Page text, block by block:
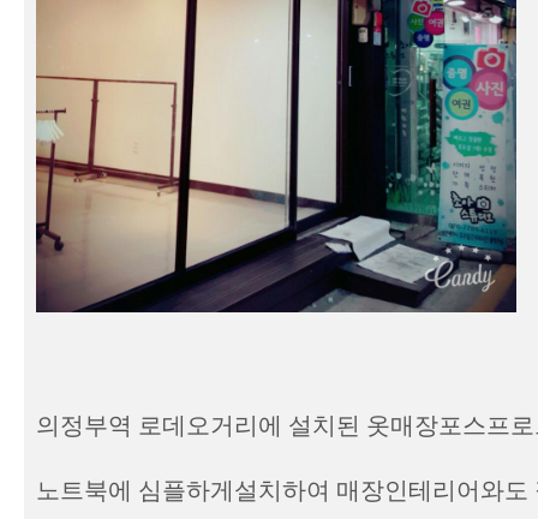
의정부역 로데오거리에 설치된 옷매장포스프
노트북에 심플하게설치하여 매장인테리어와도